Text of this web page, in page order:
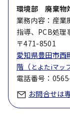
環境部 廃棄物
業務内容：産業
指導、PCB処理
〒471-8501
愛知県豊田市
階（ とよたiマッ
電話番号：
お問合せは